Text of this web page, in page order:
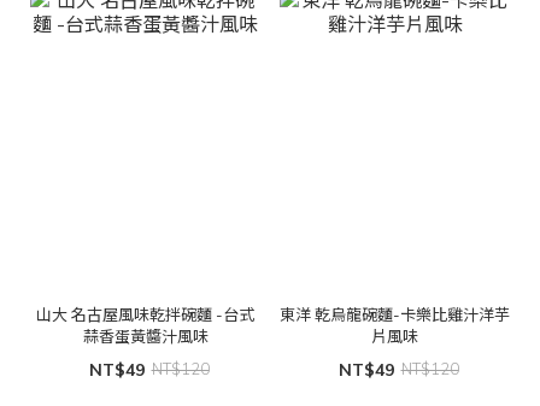
山大 名古屋風味乾拌碗麵 -台式
蒜香蛋黃醬汁風味
NT$49 NT$120
東洋 乾烏龍碗麵-卡樂比雞汁洋芋
片風味
NT$49 NT$120